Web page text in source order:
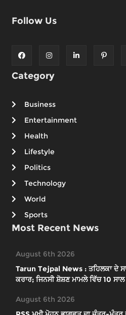
Follow Us
Category
Business
Entertainment
Health
Lifestyle
Politics
Technology
World
Sports
Most Recent News
August 6th 2026
Tarun Tejpal News : ਤਹਿਲਕਾ ਦੇ
ਕਰਾਰ; ਜਿਨਸੀ ਸ਼ੋਸ਼ਣ ਮਾਮਲੇ ਵਿੱਚ 10 ਸਾਲ
August 6th 2026